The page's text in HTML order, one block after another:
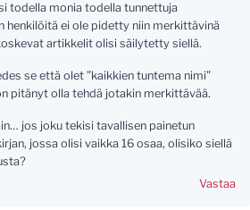
todella monia todella tunnettuja
henkilöitä ei ole pidetty niin merkittävinä
artikkelit olisi säilytetty siellä.
se että olet ”kaikkien tuntema nimi”
pitänyt olla tehdä jotakin merkittävää.
jos joku tekisi tavallisen painetun
jossa olisi vaikka 16 osaa, olisiko siellä
Vastaa